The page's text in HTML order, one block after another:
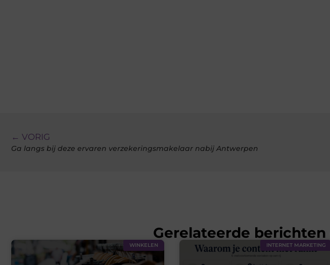
← VORIG
Ga langs bij deze ervaren verzekeringsmakelaar nabij Antwerpen
Gerelateerde berichten
WINKELEN INTERNET MARKETING